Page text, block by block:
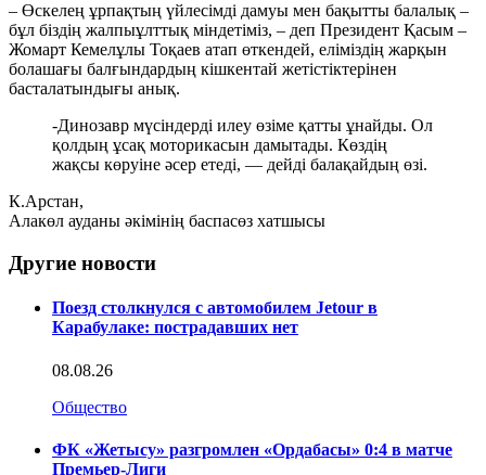
– Өскелең ұрпақтың үйлесімді дамуы мен бақытты балалық –
бұл біздің жалпыұлттық міндетіміз, – деп Президент Қасым –
Жомарт Кемелұлы Тоқаев атап өткендей, еліміздің жарқын
болашағы балғындардың кішкентай жетістіктерінен
басталатындығы анық.
-Динозавр мүсіндерді илеу өзіме қатты ұнайды. Ол
қолдың ұсақ моторикасын дамытады. Көздің
жақсы көруіне әсер етеді, — дейді балақайдың өзі.
К.Арстан,
Алакөл ауданы әкімінің баспасөз хатшысы
Другие новости
Поезд столкнулся с автомобилем Jetour в
Карабулаке: пострадавших нет
08.08.26
Общество
ФК «Жетысу» разгромлен «Ордабасы» 0:4 в матче
Премьер-Лиги